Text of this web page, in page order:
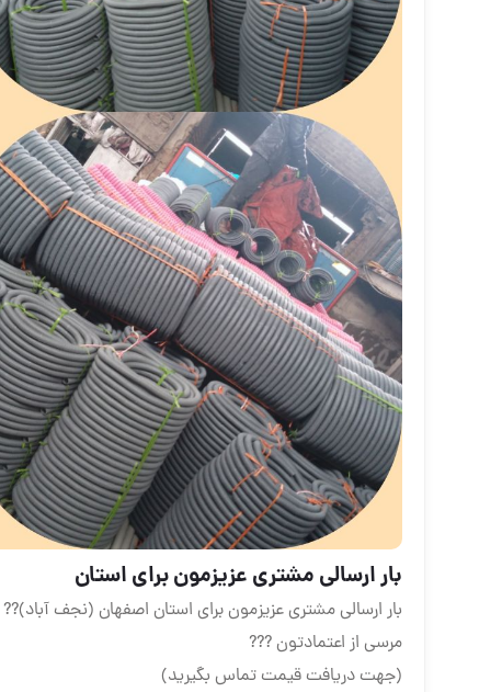
بار ارسالی مشتری عزیزمون برای استان
بار ارسالی مشتری عزیزمون برای استان اصفهان (نجف آباد)??
مرسی از اعتمادتون ???
(جهت دریافت قیمت تماس بگیرید)